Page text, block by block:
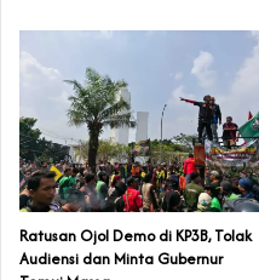
‎Ratusan Ojol Demo di KP3B, Tolak
Audiensi dan Minta Gubernur